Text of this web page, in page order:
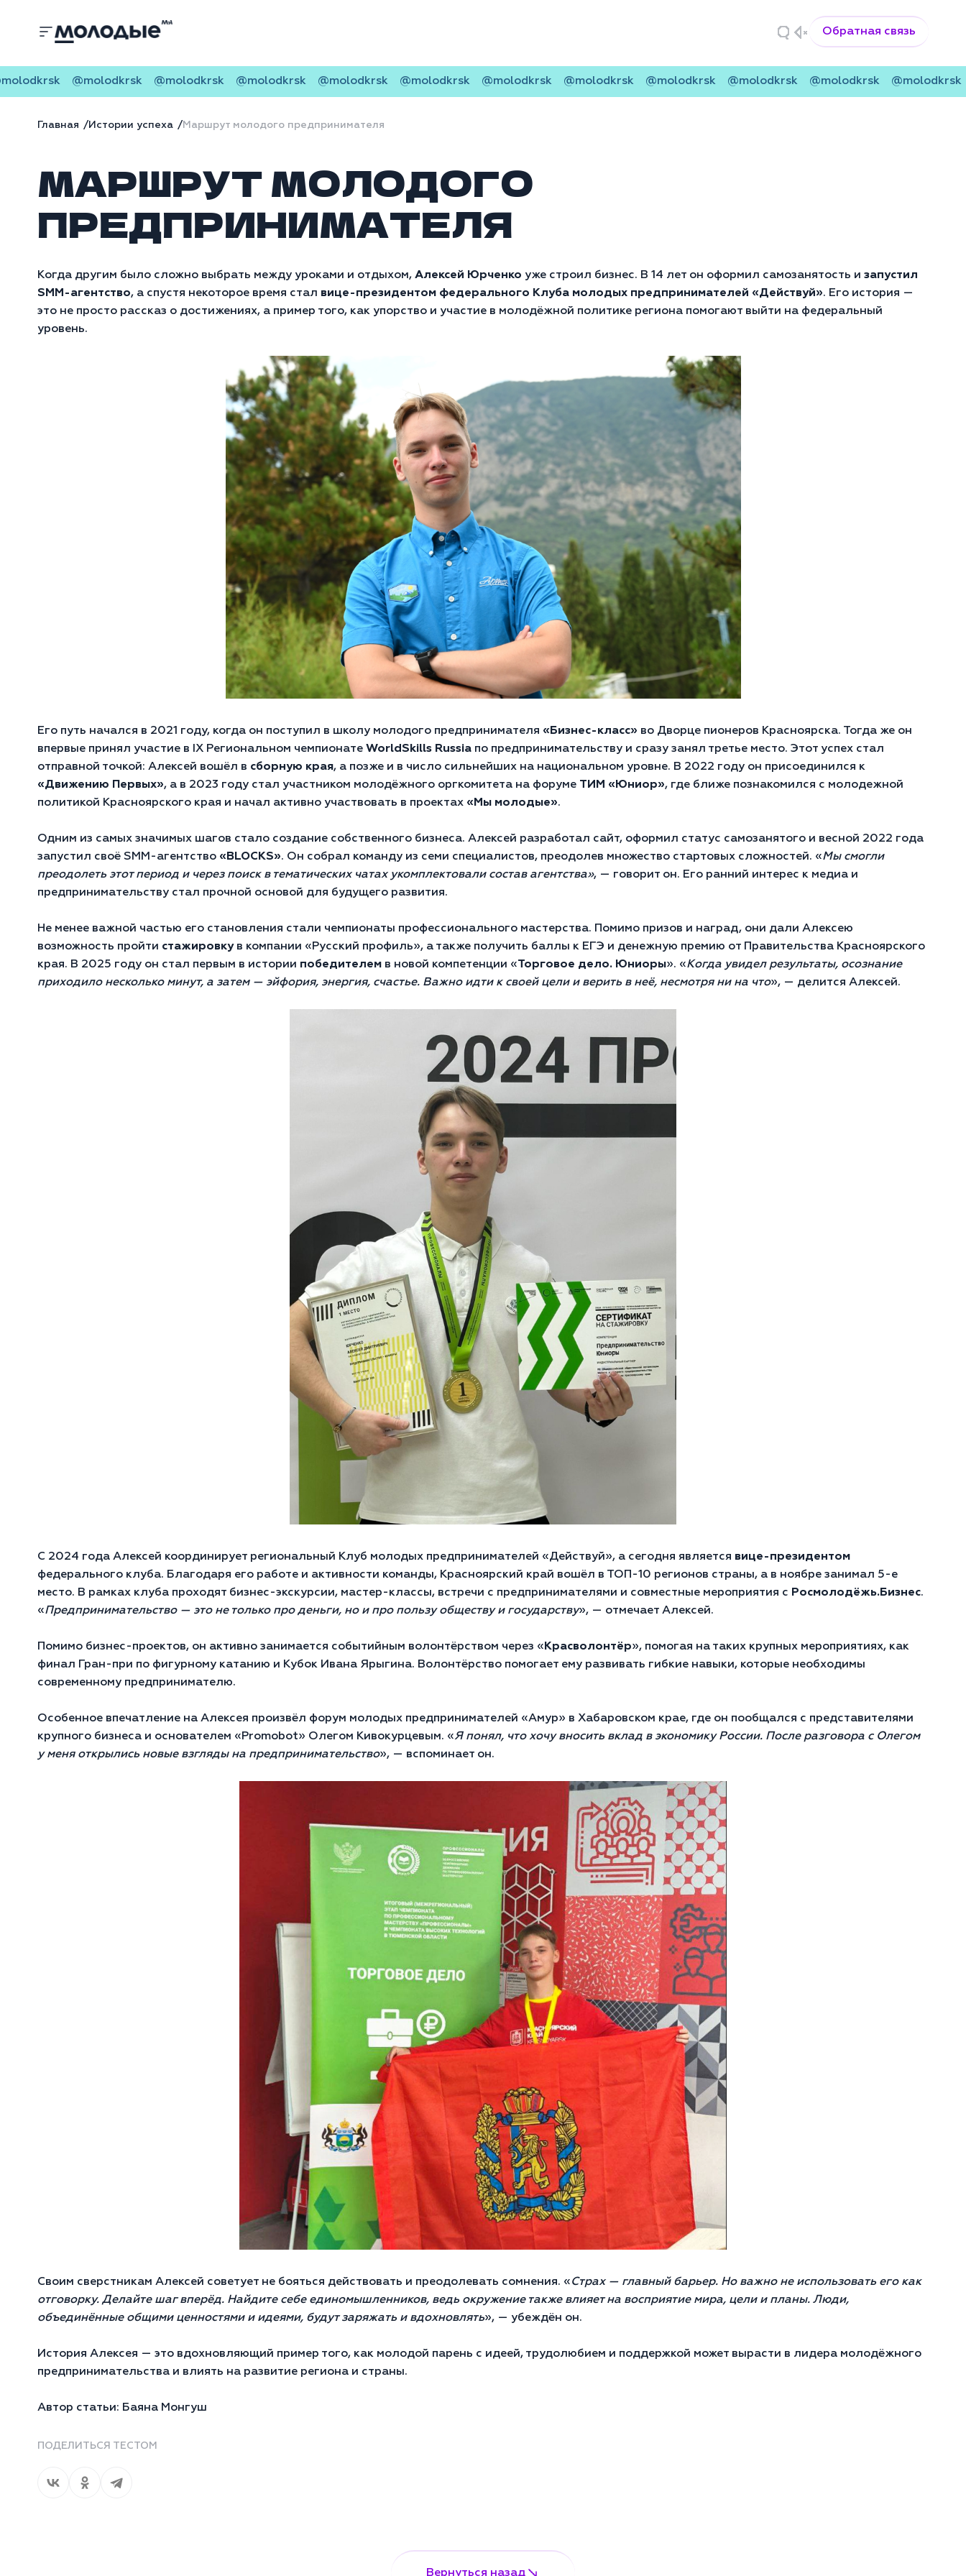
Обратная связь
@molodkrsk @molodkrsk @molodkrsk @molodkrsk @molodkrsk @molodkrsk @molodkrsk @molodkrsk @molodkrsk @molodkrsk @molodkrsk
Главная Истории успеха Маршрут молодого предпринимателя
МАРШРУТ МОЛОДОГО
ПРЕДПРИНИМАТЕЛЯ
Когда другим было сложно выбрать между уроками и отдыхом, Алексей Юрченко уже строил бизнес. В 14 лет он оформил самозанятость и запустил
SMM-агентство, а спустя некоторое время стал вице-президентом федерального Клуба молодых предпринимателей «Действуй». Его история —
это не просто рассказ о достижениях, а пример того, как упорство и участие в молодёжной политике региона помогают выйти на федеральный
уровень.
Его путь начался в 2021 году, когда он поступил в школу молодого предпринимателя «Бизнес-класс» во Дворце пионеров Красноярска. Тогда же он
впервые принял участие в IX Региональном чемпионате WorldSkills Russia по предпринимательству и сразу занял третье место. Этот успех стал
отправной точкой: Алексей вошёл в сборную края, а позже и в число сильнейших на национальном уровне. В 2022 году он присоединился к
«Движению Первых», а в 2023 году стал участником молодёжного оргкомитета на форуме ТИМ «Юниор», где ближе познакомился с молодежной
политикой Красноярского края и начал активно участвовать в проектах «Мы молодые».
Одним из самых значимых шагов стало создание собственного бизнеса. Алексей разработал сайт, оформил статус самозанятого и весной 2022 года
запустил своё SMM-агентство «BLOCKS». Он собрал команду из семи специалистов, преодолев множество стартовых сложностей. «Мы смогли
преодолеть этот период и через поиск в тематических чатах укомплектовали состав агентства», — говорит он. Его ранний интерес к медиа и
предпринимательству стал прочной основой для будущего развития.
Не менее важной частью его становления стали чемпионаты профессионального мастерства. Помимо призов и наград, они дали Алексею
возможность пройти стажировкув компании «Русский профиль», а также получить баллы к ЕГЭ и денежную премию от Правительства Красноярского
края. В 2025 году он стал первым в истории победителем в новой компетенции «Торговое дело. Юниоры». «Когда увидел результаты, осознание
приходило несколько минут, а затем — эйфория, энергия, счастье. Важно идти к своей цели и верить в неё, несмотря ни на что», — делится Алексей.
С 2024 года Алексей координирует региональный Клуб молодых предпринимателей «Действуй», а сегодня является вице-президентом
федерального клуба. Благодаря его работе и активности команды, Красноярский край вошёл в ТОП-10 регионов страны, а в ноябре занимал 5-е
место. В рамках клуба проходят бизнес-экскурсии, мастер-классы, встречи с предпринимателями и совместные мероприятия с Росмолодёжь.Бизнес.
«Предпринимательство — это не только про деньги, но и про пользу обществу и государству», — отмечает Алексей.
Помимо бизнес-проектов, он активно занимается событийным волонтёрством через « Красволонтёр», помогая на таких крупных мероприятиях, как
финал Гран-при по фигурному катанию и Кубок Ивана Ярыгина. Волонтёрство помогает ему развивать гибкие навыки, которые необходимы
современному предпринимателю.
Особенное впечатление на Алексея произвёл форум молодых предпринимателей «Амур» в Хабаровском крае, где он пообщался с представителями
крупного бизнеса и основателем «Promobot» Олегом Кивокурцевым. «Я понял, что хочу вносить вклад в экономику России. После разговора с Олегом
у меня открылись новые взгляды на предпринимательство», — вспоминает он.
Своим сверстникам Алексей советует не бояться действовать и преодолевать сомнения. «Страх — главный барьер. Но важно не использовать его как
отговорку. Делайте шаг вперёд. Найдите себе единомышленников, ведь окружение также влияет на восприятие мира, цели и планы. Люди,
объединённые общими ценностями и идеями, будут заряжать и вдохновлять», — убеждён он.
История Алексея — это вдохновляющий пример того, как молодой парень с идеей, трудолюбием и поддержкой может вырасти в лидера молодёжного
предпринимательства и влиять на развитие региона и страны.
Автор статьи: Баяна Монгуш
ПОДЕЛИТЬСЯ ТЕСТОМ
Вернуться назад